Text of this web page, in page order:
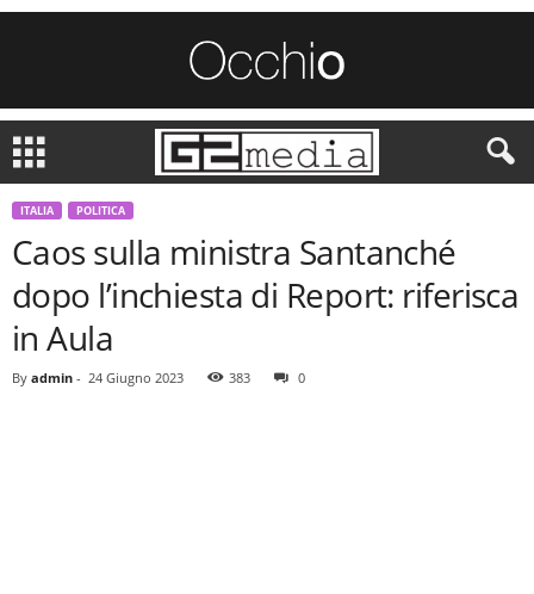
ITALIA POLITICA
Caos sulla ministra Santanché
dopo l’inchiesta di Report: riferisca
in Aula
By admin - 24 Giugno 2023 383 0